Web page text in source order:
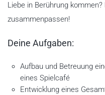
Liebe in Berührung
zusammenpassen!
Deine Aufgaben:
Aufbau und Betreuung
eines Spielcafé
Entwicklung eines